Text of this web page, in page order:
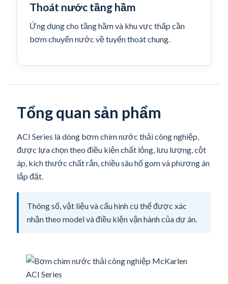
Thoát nước tầng hầm
Ứng dụng cho tầng hầm và khu vực thấp cần
bơm chuyển nước về tuyến thoát chung.
Tổng quan sản phẩm
ACI Series là dòng bơm chìm nước thải công nghiệp,
được lựa chọn theo điều kiện chất lỏng, lưu lượng, cột
áp, kích thước chất rắn, chiều sâu hố gom và phương án
lắp đặt.
Thông số, vật liệu và cấu hình cụ thể được xác
nhận theo model và điều kiện vận hành của dự án.